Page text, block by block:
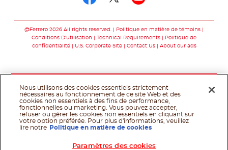
@Ferrero 2026 All rights reserved.
Politique en matière de témoins
Conditions D'utilisation
Technical Requirements
Politique de
confidentialité
U.S. Corporate Site Contact Us About our ads
Nous utilisons des cookies essentiels strictement
nécessaires au fonctionnement de ce site Web et des
cookies non essentiels à des fins de performance,
fonctionnelles ou marketing. Vous pouvez accepter,
refuser ou gérer les cookies non essentiels en cliquant sur
votre option préférée. Pour plus d'informations, veuillez
lire notre
Politique en matière de cookies
Paramètres des cookies